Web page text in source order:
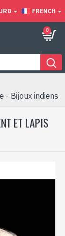
FRENCH
0
- Bijoux indiens
ET LAPIS